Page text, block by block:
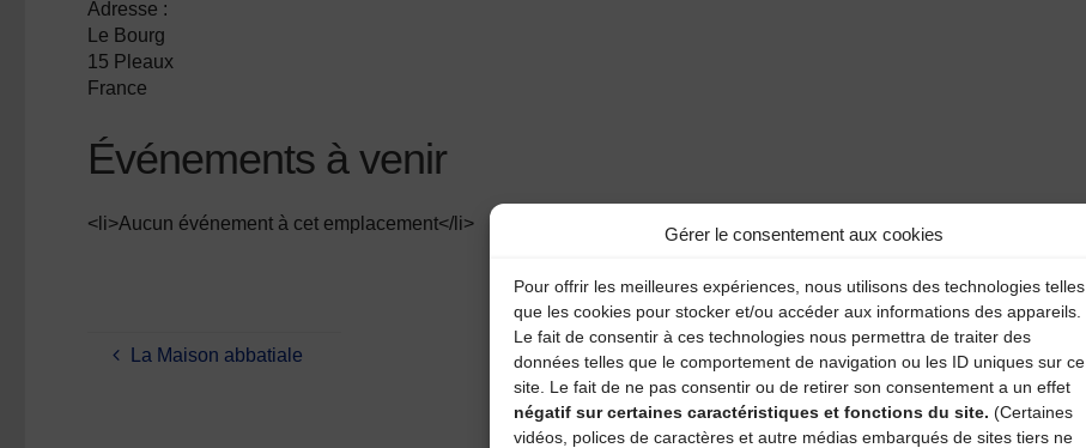
Gérer le consentement aux cookies
Pour offrir les meilleures expériences, nous utilisons des technologies telles
que les cookies pour stocker et/ou accéder aux informations des appareils.
Le fait de consentir à ces technologies nous permettra de traiter des
données telles que le comportement de navigation ou les ID uniques sur ce
site. Le fait de ne pas consentir ou de retirer son consentement a un effet
négatif sur certaines caractéristiques et fonctions du site. (Certaines
vidéos, polices de caractères et autre médias embarqués de sites tiers ne
Adresse :
Le Bourg
15 Pleaux
France
Événements à venir
<li>Aucun événement à cet emplacement</li>
La Maison abbatiale